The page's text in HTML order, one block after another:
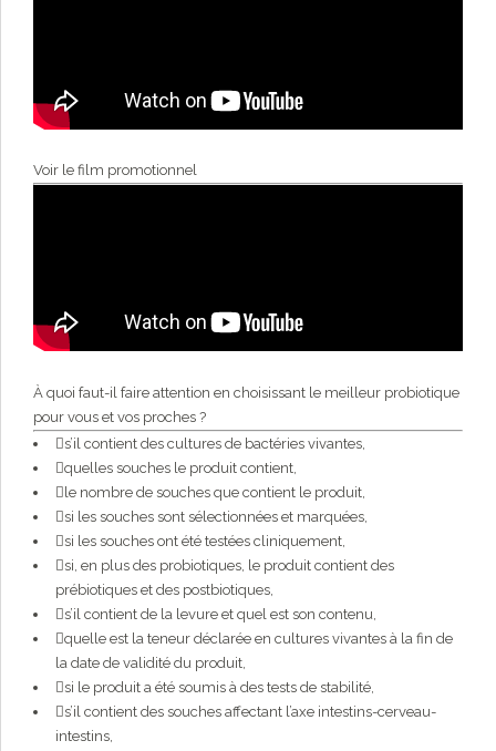
Voir le film promotionnel
À quoi faut-il faire attention en choisissant le meilleur probiotique
pour vous et vos proches ?
s’il contient des cultures de bactéries vivantes,
quelles souches le produit contient,
le nombre de souches que contient le produit,
si les souches sont sélectionnées et marquées,
si les souches ont été testées cliniquement,
si, en plus des probiotiques, le produit contient des
prébiotiques et des postbiotiques,
s’il contient de la levure et quel est son contenu,
quelle est la teneur déclarée en cultures vivantes à la fin de
la date de validité du produit,
si le produit a été soumis à des tests de stabilité,
s’il contient des souches affectant l’axe intestins-cerveau-
intestins,